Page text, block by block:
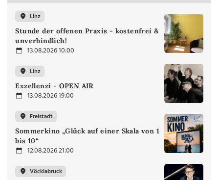
Linz
Stunde der offenen Praxis - kostenfrei &
unverbindlich!
13.08.2026 10:00
Linz
Exzellenzi - OPEN AIR
13.08.2026 19:00
Freistadt
Sommerkino „Glück auf einer Skala von 1
bis 10“
12.08.2026 21:00
Vöcklabruck